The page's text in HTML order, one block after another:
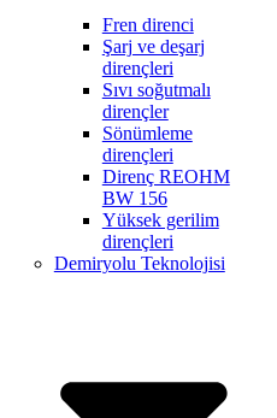
Fren direnci
Şarj ve deşarj
dirençleri
Sıvı soğutmalı
dirençler
Sönümleme
dirençleri
Direnç REOHM
BW 156
Yüksek gerilim
dirençleri
Demiryolu Teknolojisi